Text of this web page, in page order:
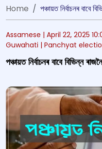
Home
Assamese | April 22, 2025
Guwahati | Panchyat
পঞ্চায়ত নিৰ্বাচনৰ বাবে বিভিন্ন